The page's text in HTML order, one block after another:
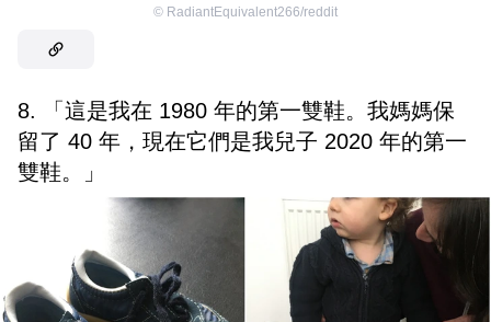
© RadiantEquivalent266/reddit
8. 「這是我在 1980 年的第一雙鞋。我媽媽保
留了 40 年，現在它們是我兒子 2020 年的第一
雙鞋。」